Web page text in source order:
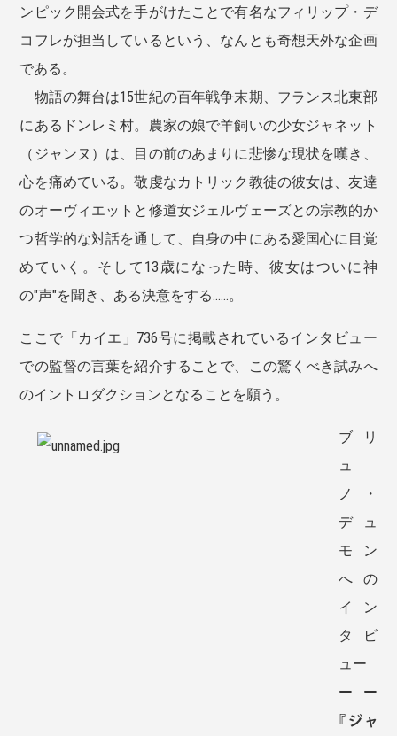
ンピック開会式を手がけたことで有名なフィリップ・デ
コフレが担当しているという、なんとも奇想天外な企画
である。
物語の舞台は15世紀の百年戦争末期、フランス北東部
にあるドンレミ村。農家の娘で羊飼いの少女ジャネット
（ジャンヌ）は、目の前のあまりに悲惨な現状を嘆き、
心を痛めている。敬虔なカトリック教徒の彼女は、友達
のオーヴィエットと修道女ジェルヴェーズとの宗教的か
つ哲学的な対話を通して、自身の中にある愛国心に目覚
めていく。そして13歳になった時、彼女はついに神
の"声"を聞き、ある決意をする......。
ここで「カイエ」736号に掲載されているインタビュー
での監督の言葉を紹介することで、この驚くべき試みへ
のイントロダクションとなることを願う。
ブリ
ュ
ノ・
デュ
モン
への
イン
タビ
ュー
ーー
『ジャ